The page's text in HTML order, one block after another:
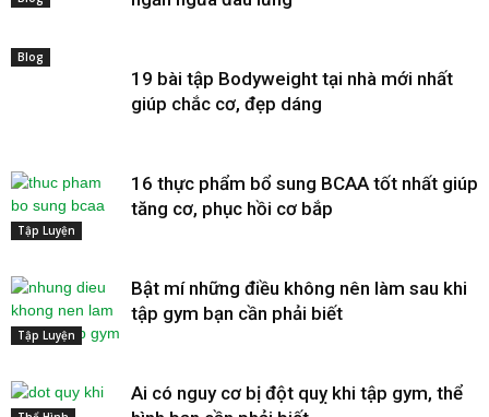
Blog
19 bài tập Bodyweight tại nhà mới nhất
giúp chắc cơ, đẹp dáng
Tập Luyện
16 thực phẩm bổ sung BCAA tốt nhất giúp
tăng cơ, phục hồi cơ bắp
Tập Luyện
Bật mí những điều không nên làm sau khi
tập gym bạn cần phải biết
Ai có nguy cơ bị đột quỵ khi tập gym, thể